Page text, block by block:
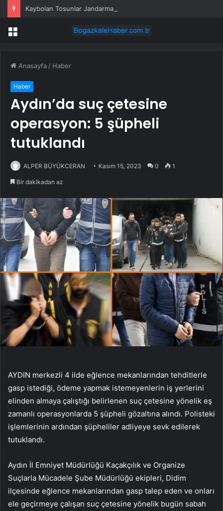
Kaybolan Tosunlar Jandarma Tarafından Bulundu
Menü
Anasayfa / Haber
Haber
Aydın’da suç çetesine
operasyon: 5 şüpheli
tutuklandı
ALPER BÜYÜKCERAN Kasım 15, 2023 0 1
Bir dakikadan az
AYDIN ​​merkezli 4 ilde eğlence mekanlarından tehditlerle
gasp istediği, ödeme yapmak istemeyenlerin iş yerlerini
elinden almaya çalıştığı belirlenen suç çetesine yönelik eş
zamanlı operasyonlarda 5 şüpheli gözaltına alındı. Polisteki
işlemlerinin ardından şüpheliler adliyeye sevk edilerek
tutuklandı.
Aydın İl Emniyet Müdürlüğü Kaçakçılık ve Organize
Suçlarla Mücadele Şube Müdürlüğü ekipleri, Didim
ilçesinde eğlence mekanlarından gasp talep eden ve onları
ele geçirmeye çalışan suç çetesine yönelik bugün sabah